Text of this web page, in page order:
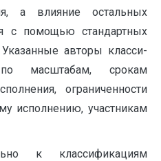
а влияние остальных
с помощью стандартных
авторы класси­
масштабам, срокам
ограни­ченности
исполнению, участникам
к классификациям